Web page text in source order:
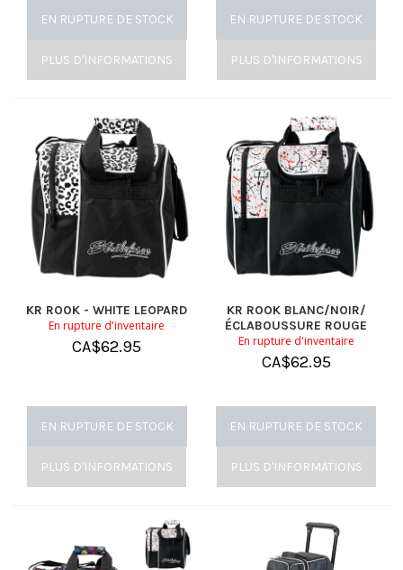
EN RUPTURE DE STOCK
PLUS D'INFORMATIONS
EN RUPTURE DE STOCK
PLUS D'INFORMATIONS
KR ROOK - WHITE LEOPARD
En rupture d'inventaire
CA$62.95
EN RUPTURE DE STOCK
PLUS D'INFORMATIONS
KR ROOK BLANC/NOIR/
ÉCLABOUSSURE ROUGE
En rupture d'inventaire
CA$62.95
EN RUPTURE DE STOCK
PLUS D'INFORMATIONS